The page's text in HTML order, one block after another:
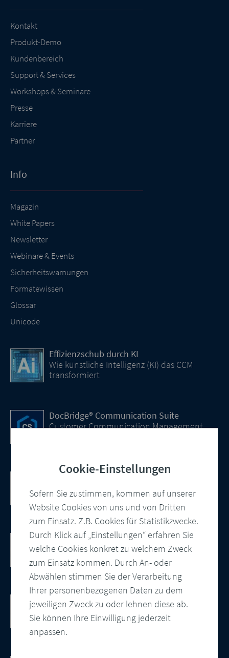
Cookie-Einstellungen
Sofern Sie zustimmen, kommen auf unserer
Website Cookies von uns und von Dritten
zum Einsatz. Z.B. Cookies für Statistikzwecke.
Durch Klick auf „Einstellungen“ erfahren Sie
welche Cookies konkret zu welchem Zweck
zum Einsatz kommen. Durch An- oder
Abwählen stimmen Sie der Verarbeitung
Ihrer personenbezogenen Daten zu dem
jeweiligen Zweck zu oder lehnen diese ab.
Sie können Ihre Einwilligung jederzeit
anpassen.
Kontakt
Produkt-Demo
Kundenbereich
Support & Services
Workshops & Seminare
Presse
Karriere
Partner
Info
Magazin
White Papers
Newsletter
Webinare & Events
Sicherheitswarnungen
Formatewissen
Glossar
Unicode
Effizienzschub durch KI
Wie künstliche Intelligenz (KI) das CCM
transformiert
DocBridge® Communication Suite
Customer Communication Management
PDF/UA – automatisiert und konform
Wie Sie barrierefreie PDF Dokumente
erstellen
10 Punkte Checkliste als PDF
So modernisieren Sie Ihre
Kundenkommunikation
Cloud-basierte Salesforce
Kundenkommunikation
Integration, zentrale Vorlagenverwaltung
und automatisierte Ausgabensteuerung